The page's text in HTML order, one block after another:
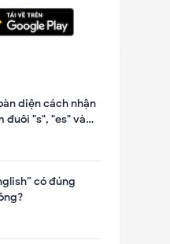
diện cách nhận
"s", "es" và
trong Tiếng
có đúng